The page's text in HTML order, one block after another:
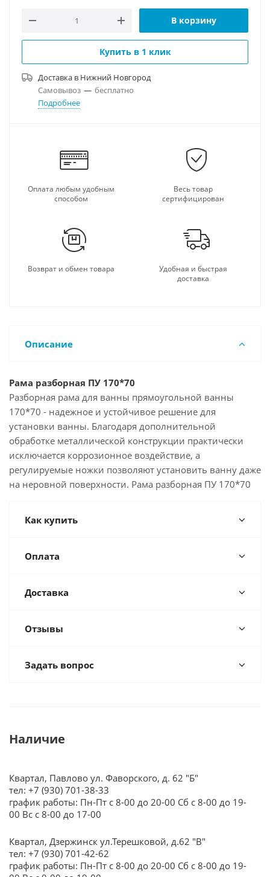
В корзину
Купить в 1 клик
Доставка в Нижний Новгород
Самовывоз — бесплатно
Подробнее
Оплата любым удобным
способом
Весь товар
сертифицирован
Возврат и обмен товара
Удобная и быстрая
доставка
Описание
Рама разборная ПУ 170*70
Разборная рама для ванны прямоугольной ванны
170*70 - надежное и устойчивое решение для
установки ванны. Благодаря дополнительной
обработке металлической конструкции практически
исключается коррозионное воздействие, а
регулируемые ножки позволяют установить ванну даже
на неровной поверхности. Рама разборная ПУ 170*70
Как купить
Оплата
Доставка
Отзывы
Задать вопрос
Наличие
Квартал, Павлово ул. Фаворского, д. 62 "Б"
тел: +7 (930) 701-38-33
график работы: Пн-Пт с 8-00 до 20-00 Сб с 8-00 до 19-
00 Вс с 8-00 до 17-00
Квартал, Дзержинск ул.Терешковой, д.62 "В"
тел: +7 (930) 701-42-62
график работы: Пн-Пт с 8-00 до 20-00 Сб с 8-00 до 19-